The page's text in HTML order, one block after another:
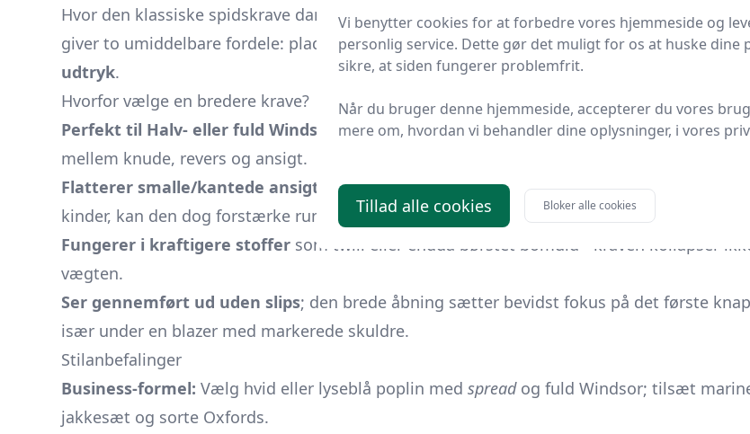
Hvor den klassiske spidskrave danner et smalt “V”, breder disse versioner sig ud i et “U”,
giver to umiddelbare fordele: plads tilstørre slipseknuderog etmere nutidigt,
udtryk.
Hvorfor vælge en bredere krave?
Perfekt til Halv- eller fuld Windsor-knude, der fylder godt i kraveåbningen og skaber
mellem knude, revers og ansigt.
Flatterer smalle/kantede ansigter , fordi bredden visuelt “udvider” kæbelinjen. Har du
kinder, kan den dog forstærke rundheden - vælg da en moderat semi-spread.
Fungerer i kraftigere stoffer som twill eller endda børstet bomuld - kraven kollapser
vægten.
Ser gennemført ud uden slips; den brede åbning sætter bevidst fokus på det første
især under en blazer med markerede skuldre.
Stilanbefalinger
Business-formel: Vælg hvid eller lyseblå poplin med spreadog fuld Windsor; tilsæt
jakkesæt og sorte Oxfords.
Vi benytter cookies for at forbedre vores hjemmeside og
personlig service. Dette gør det muligt for os at huske dine
sikre, at siden fungerer problemfrit.
Når du bruger denne hjemmeside, accepterer du vores
mere om, hvordan vi behandler dine oplysninger, i vores
Tillad alle cookies Bloker alle cookies